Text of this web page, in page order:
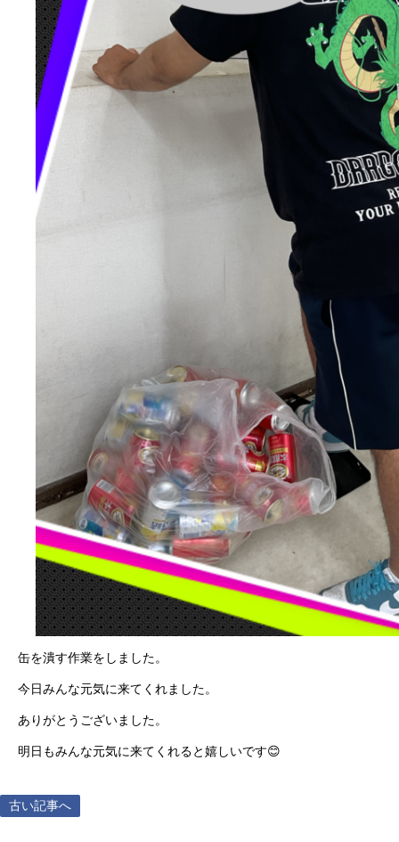
缶を潰す作業をしました。
今日みんな元気に来てくれました。
ありがとうございました。
明日もみんな元気に来てくれると嬉しいです😊
古い記事へ